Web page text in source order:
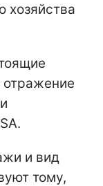
хозяйства
отражение
и вид
тому,